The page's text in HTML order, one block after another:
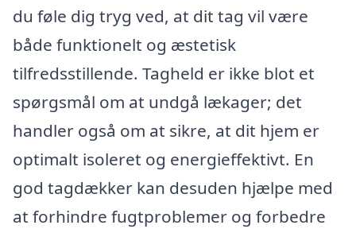
du føle dig tryg ved, at dit tag vil være
både funktionelt og æstetisk
tilfredsstillende. Tagheld er ikke blot et
spørgsmål om at undgå lækager; det
handler også om at sikre, at dit hjem er
optimalt isoleret og energieffektivt. En
god tagdækker kan desuden hjælpe med
at forhindre fugtproblemer og forbedre